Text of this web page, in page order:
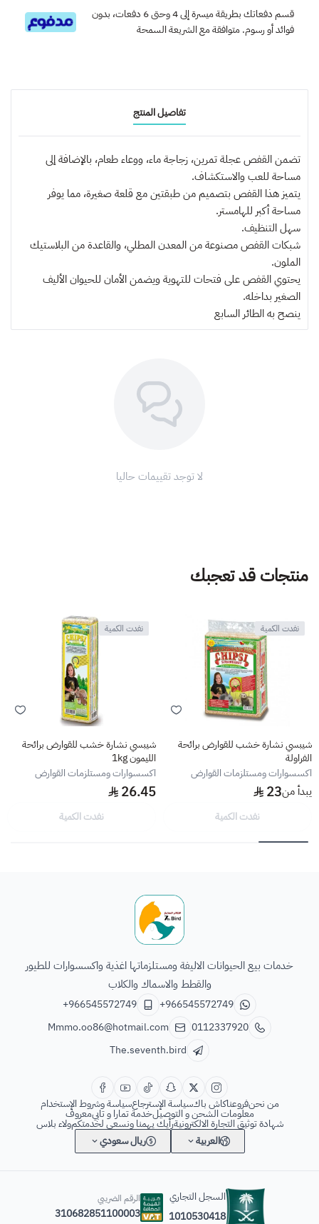
قسم دفعاتك بطريقة ميسرة إلى 4 وحتى 6 دفعات، بدون
فوائد أو رسوم. متوافقة مع الشريعة السمحة
تفاصيل المنتج
تضمن القفص عجلة تمرين، زجاجة ماء، ووعاء طعام، بالإضافة إلى
مساحة للعب والاستكشاف.
يتميز هذا القفص بتصميم من طبقتين مع قلعة صغيرة، مما يوفر
مساحة أكبر للهامستر.
سهل التنظيف.
شبكات القفص مصنوعة من المعدن المطلي، والقاعدة من البلاستيك
الملون.
يحتوي القفص على فتحات للتهوية ويضمن الأمان للحيوان الأليف
الصغير بداخله.
ينصح بهالطائر السابع
لا توجد تقييمات حاليا
منتجات قد تعجبك
نفدت الكمية
شيبسي نشارة خشب للقوارض برائحة
الفراولة
اكسسوارات ومستلزمات القوارض
يبدأ من23
نفدت الكمية
نفدت الكمية
شيبسي نشارة خشب للقوارض برائحة
الليمون 1kg
اكسسوارات ومستلزمات القوارض
26.45
نفدت الكمية
خدمات بيع الحيوانات الاليفة ومستلزماتها اغذية واكسسوارات للطيور
والقطط والاسماك والكلاب
+966545572749
+966545572749
0112337920
Mmmo.oo86@hotmail.com
The.seventh.bird
من نحنفروعناكاش باكسياسة الإسترجاعسياسة وشروط الإستخدام
معلومات الشحن و التوصيلخدمة تمارا و تابيمعروف
شهادة توثيق التجارة الالكترونيةرأيك يهمنا ونسعى لخدمتكمولاء بلاس
العربية
ريال سعودي
السجل التجاري
1010530418
الرقم الضريبي
310682851100003